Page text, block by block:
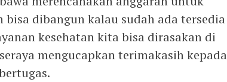
bisa dibangun kalau sudah ada tersedia
kesehatan kita bisa dirasakan di
mengucapkan terimakasih kepada